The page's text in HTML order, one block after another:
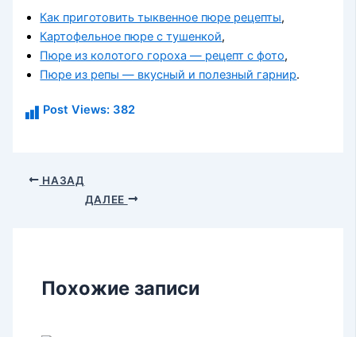
Как приготовить тыквенное пюре рецепты,
Картофельное пюре с тушенкой,
Пюре из колотого гороха — рецепт с фото,
Пюре из репы — вкусный и полезный гарнир.
Post Views: 382
НАЗАД
ДАЛЕЕ
Похожие записи